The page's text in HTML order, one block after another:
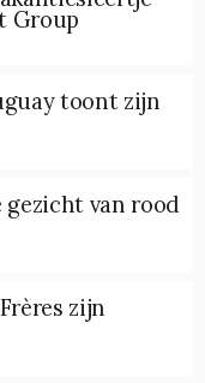
Group
toont zijn
gezicht van rood
zijn